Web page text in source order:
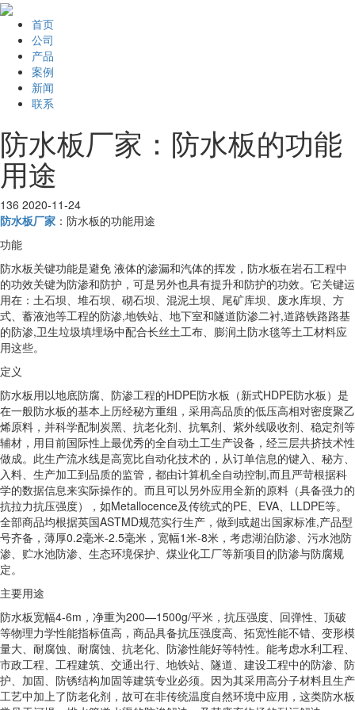
首页
公司
产品
案例
新闻
联系
防水板厂家：防水板的功能
用途
136 2020-11-24
防水板厂家 ：防水板的功能用途
功能
防水板关键功能是避免 液体的渗漏和汽体的挥发，防水板在岩石工程中
的功效关键为防渗和防护，可是另外也具有提升和防护的功效。它关键运
用在：土石坝、堆石坝、砌石坝、混泥土坝、尾矿库坝、废水库坝、方
式、蓄液池等工程的防渗,地铁站、地下室和隧道防渗二衬,道路铁路路基
的防渗,卫生垃圾填埋场中配合长丝土工布、膨润土防水毯等土工材料应
用这些。
定义
防水板用以地底防腐、防渗工程的HDPE防水板（新式HDPE防水板）是
在一般防水板的基本上历经秘方重组，采用高品质的低压高相对密度聚乙
烯原料，并科学配制炭黑、抗老化剂、抗氧剂、紫外线吸收剂、稳定剂等
辅材，用目前国际性上最优秀的全自动土工生产设备，经三层共挤技术性
做成。此生产流水线是高宽比自动化技术的，从订单信息的键入、秘方、
入料、生产加工到品质的监管，都由计算机全自动控制,而且严苛根据科
学的数据信息来实际操作的。而且可以另外应用全新的原料（具备强力的
抗拉力抗压强度），如Metallocence及传统式的PE、EVA、LLDPE等。
全部商品均根据英国ASTMD规范实行生产，做到或超出国家标准,产品型
号齐备，薄厚0.2毫米-2.5毫米，宽幅1米-8米，考虑湖泊防渗、污水池防
渗、贮水池防渗、生态环境保护、煤业化工厂等新项目的防渗与防腐规
定。
主要用途
防水板宽幅4-6m，净重为200—1500g/平米，抗压强度、回弹性、顶破
等物理力学性能指标值高，商品具备抗压强度高、拓宽性能不错、变形模
量大、耐腐蚀、耐腐蚀、抗老化、防渗性能好等特性。能考虑水利工程、
市政工程、工程建筑、交通出行、地铁站、隧道、建设工程中的防渗、防
护、加固、防锈结构加固等建筑专业必须。因为其采用高分子材料且生产
工艺中加上了防老化剂，故可在非传统温度自然环境中应用，这类防水板